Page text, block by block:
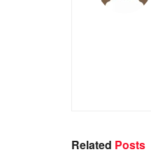
Related Posts